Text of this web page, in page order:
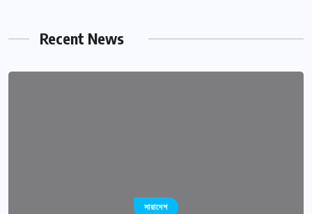
Recent News
সারাদেশ